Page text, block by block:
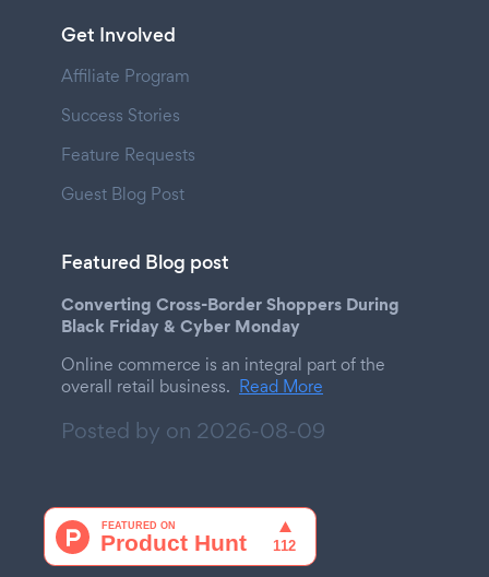
Get Involved
Affiliate Program
Success Stories
Feature Requests
Guest Blog Post
Featured Blog post
Converting Cross-Border Shoppers During
Black Friday & Cyber Monday
Online commerce is an integral part of the
overall retail business. Read More
Posted by on 2026-08-09